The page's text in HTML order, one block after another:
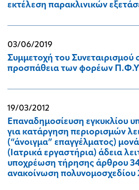
εκτέλεση παρακλινικών
03/06/2019
Συμμετοχή του Συνεταιρισμού
προσπάθεια των φορέων
19/03/2012
Επαναδημοσίευση εγκυκλίου
για κατάργηση περιορισμών
(“άνοιγμα” επαγγέλματος)
(Ιατρικά εργαστήρια) άδεια
υποχρέωση τήρησης άρθρου
ανακοίνωση πολυνομοσχεδίου